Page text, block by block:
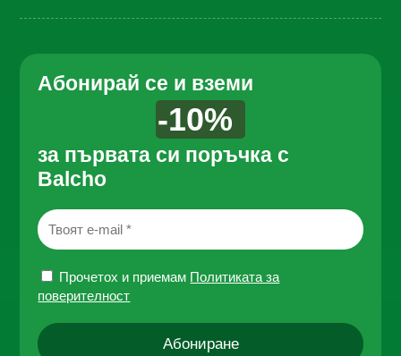
Абонирай се и вземи
-10%
за първата си поръчка с
Balcho
Прочетох и приемам Политиката за
поверителност